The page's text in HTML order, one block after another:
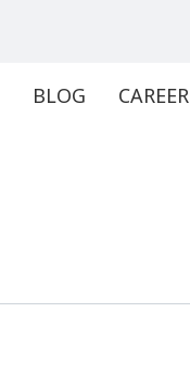
BLOG CAREER